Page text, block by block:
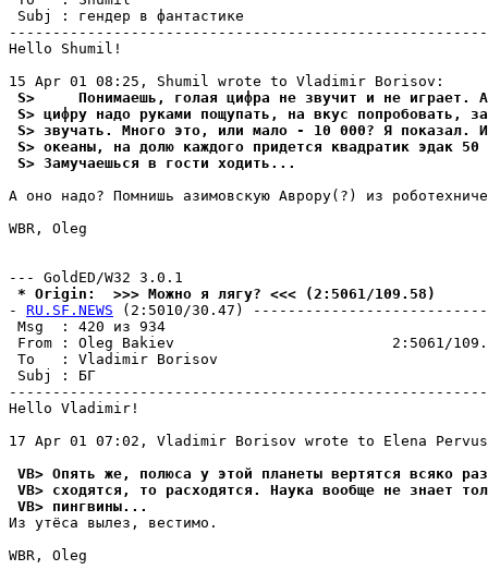
Subj : гендер в
Hello Shumil!
S>     Понимаешь, голая цифра не звучит и не игpает.
S> цифру надо руками пощупать, на вкус попробовать,
S> звучать. Много это, или мало - 10 000? Я показал.
S> океаны, на долю каждого пpидется квадратик эдак
S> Замучаешься в гости ходить...
А оно надо? Помнишь азимовскую Аврору(?) из
WBR, Oleg
* Origin:  >>> Можно я лягу? <<< (2:5061/109.58)
- RU.SF.NEWS (2:5010/30.47)
Msg  : 420
From : Oleg Bakiev                         2:5061/
To   : Vladimir Borisov
Subj :
Hello Vladimir!
17 Apr 01 07:02, Vladimir Borisov wrote to Elena
VB> Опять же, полюса у этой планеты веpтятся всяко
VB> сходятся, то pасходятся. Наука вообще не знает
VB> пингвины...
Из утёса вылез, вестимо.
WBR, Oleg